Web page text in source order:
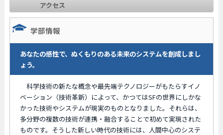
アクセス
学部情報
あなたの感性で、ぬくもりのある未来のシステムを創成しまし
ょう。
科学技術の新たな概念や最先端テクノロジーがもたらすイノ
ベーション（技術革新）によって、かつてはSFの世界にしかな
かった技術やシステムが現実のものとなりました。それらは、
多分野の複数の技術が連携・融合することで初めて実現された
ものです。そうした新しい時代の技術には、人間中心のシステ